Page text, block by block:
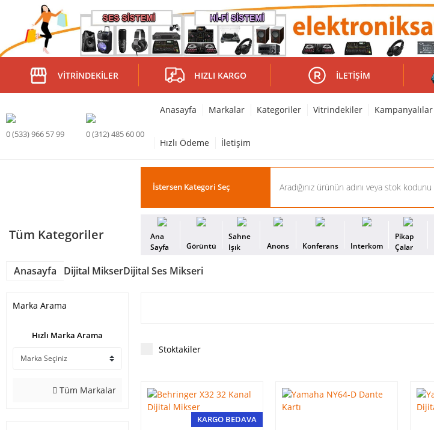
VITRINDEKILER HIZLI KARGO İLETIŞIM
0 (533) 966 57 99 0 (312) 485 60 00
Anasayfa Markalar Kategoriler Vitrindekiler Kampanyalılar
Hızlı Ödeme İletişim
Tüm Kategoriler
Ana
Sayfa
Görüntü
Sahne
Işık
Anons Konferans Interkom
Pikap
Çalar
Anasayfa Dijital MikserDijital Ses Mikseri
Marka Arama
Hızlı Marka Arama
Tüm Markalar
Stoktakiler
KARGO BEDAVA